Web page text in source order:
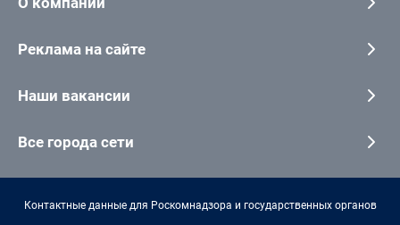
Реклама на сайте
Наши вакансии
Все города сети
Контактные данные для Роскомнадзора и государственных органов